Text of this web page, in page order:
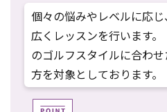
個々の悩みやレベルに応
広くレッスンを行います
のゴルフスタイルに合わ
方を対象としております。